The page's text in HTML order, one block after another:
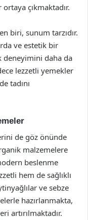
çıkmaktadır.
biri, sunum tarzıdır.
ve estetik bir
deneyimini daha da
lezzetli yemekler
tadını
de göz önünde
malzemelere
beslenme
hem de sağlıklı
ve sebze
hazırlanmakta,
artırılmaktadır.